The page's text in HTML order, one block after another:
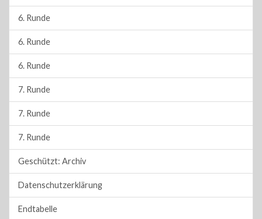
6. Runde
6. Runde
6. Runde
7. Runde
7. Runde
7. Runde
Geschützt: Archiv
Datenschutzerklärung
Endtabelle